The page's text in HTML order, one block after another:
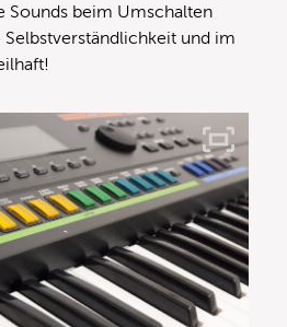
Sounds beim Umschalten
und im